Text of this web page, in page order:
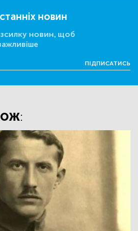
новин
новин, щоб
ПІДПИСАТИСЬ